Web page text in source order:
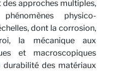
des approches multiples,
physico-
dont la corrosion,
la mécanique aux
et macroscopiques
des matériaux